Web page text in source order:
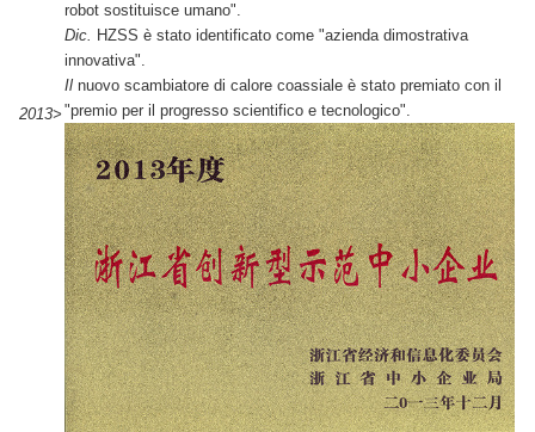
2013>
robot sostituisce umano".
Dic. HZSS è stato identificato come "azienda dimostrativa
innovativa".
Il nuovo scambiatore di calore coassiale è stato premiato con il
"premio per il progresso scientifico e tecnologico".